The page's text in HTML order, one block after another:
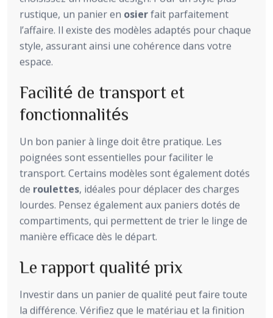
rustique, un panier en osierfait parfaitement
l’affaire. Il existe des modèles adaptés pour chaque
style, assurant ainsi une cohérence dans votre
espace.
Facilité de transport et
fonctionnalités
Un bon panier à linge doit être pratique. Les
poignées sont essentielles pour faciliter le
transport. Certains modèles sont également dotés
de roulettes, idéales pour déplacer des charges
lourdes. Pensez également aux paniers dotés de
compartiments, qui permettent de trier le linge de
manière efficace dès le départ.
Le rapport qualité prix
Investir dans un panier de qualité peut faire toute
la différence. Vérifiez que le matériau et la finition